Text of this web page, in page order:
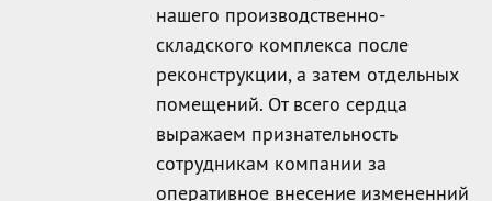
нашего производственно-
складского комплекса после
реконструкции, а затем отдельных
помещений. От всего сердца
выражаем признательность
сотрудникам компании за
оперативное внесение измененний